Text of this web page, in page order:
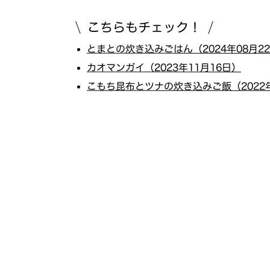
こちらもチェック！
とまとの炊き込みごはん（2024年08月22
カオマンガイ（2023年11月16日）
こもち昆布とツナの炊き込みご飯（2022